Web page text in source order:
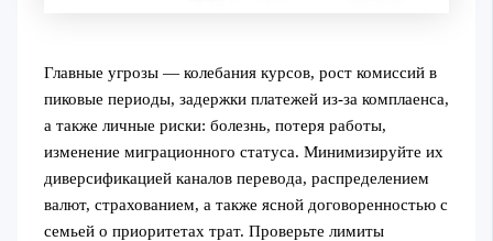
Главные угрозы — колебания курсов, рост комиссий в
пиковые периоды, задержки платежей из-за комплаенса,
а также личные риски: болезнь, потеря работы,
изменение миграционного статуса. Минимизируйте их
диверсификацией каналов перевода, распределением
валют, страхованием, а также ясной договоренностью с
семьей о приоритетах трат. Проверьте лимиты